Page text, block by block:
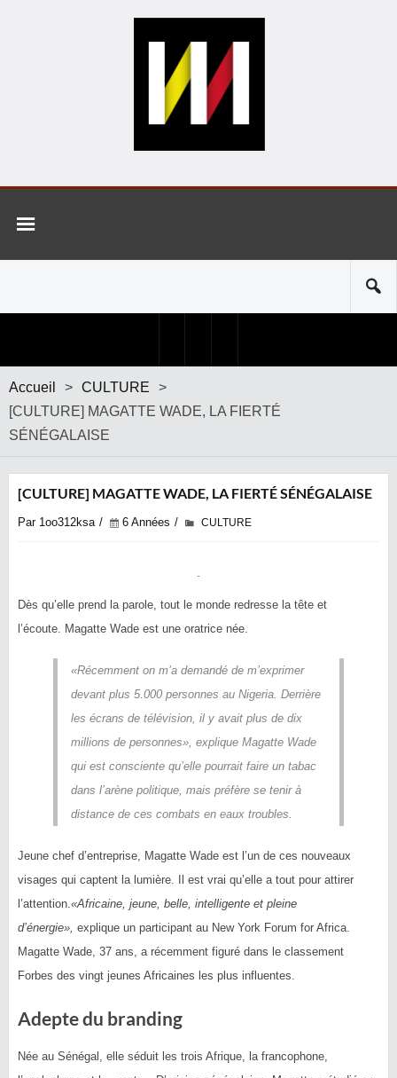
Accueil > CULTURE
>
[CULTURE] MAGATTE WADE, LA FIERTÉ
SÉNÉGALAISE
[CULTURE] MAGATTE WADE, LA FIERTÉ SÉNÉGALAISE
Par 1oo312ksa 6 Années CULTURE
Dès qu’elle prend la parole, tout le monde redresse la tête et
l’écoute. Magatte Wade est une oratrice née.
«Récemment on m’a demandé de m’exprimer
devant plus 5.000 personnes au Nigeria. Derrière
les écrans de télévision, il y avait plus de dix
millions de personnes», explique Magatte Wade
qui est consciente qu’elle pourrait faire un tabac
dans l’arène politique, mais préfère se tenir à
distance de ces combats en eaux troubles.
Jeune chef d’entreprise, Magatte Wade est l’un de ces nouveaux
visages qui captent la lumière. Il est vrai qu’elle a tout pour attirer
l’attention.«Africaine, jeune, belle, intelligente et pleine
d’énergie», explique un participant au New York Forum for Africa.
Magatte Wade, 37 ans, a récemment figuré dans le classement
Forbes des vingt jeunes Africaines les plus influentes.
Adepte du branding
Née au Sénégal, elle séduit les trois Afrique, la francophone,